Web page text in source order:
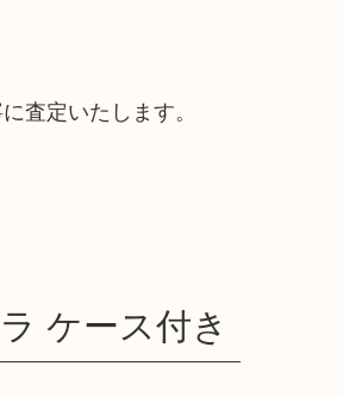
査定いたします。
ケース付き